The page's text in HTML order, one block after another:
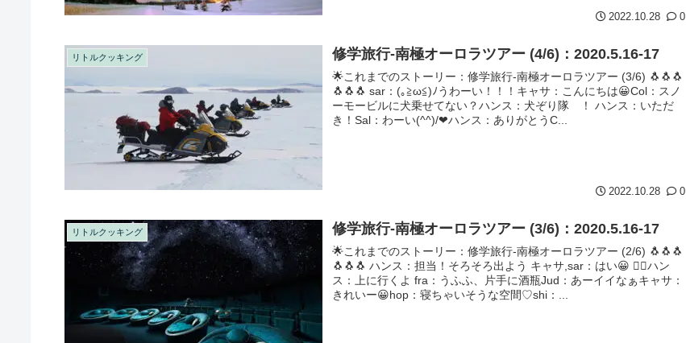
2022.10.28 0
リトルクッキング 修学旅行-南極オーロラツアー (4/6)：2020.5.16-17
🌟これまでのストーリー：修学旅行-南極オーロラツアー (3/6) 🐧🐧🐧
🐧🐧🐧 sar：(｡≧ω≦)ﾉうわーい！！！キャサ：こんにちは😀Col：スノ
ーモービルに犬乗せてない？ハンス：犬ぞり隊 ！ ハンス：いただ
き！Sal：わーい(^^)/❤ハンス：ありがとうC...
2022.10.28 0
リトルクッキング 修学旅行-南極オーロラツアー (3/6)：2020.5.16-17
🌟これまでのストーリー：修学旅行-南極オーロラツアー (2/6) 🐧🐧🐧
🐧🐧🐧 ハンス：担当！そろそろ出よう キャサ,sar：はい😀 🙋‍♀ハン
ス：上に行くよ fra：うふふ、片手に酒瓶Jud：あーイイなぁキャサ：
きれいー😀hop：寝ちゃいそうな空間♡shi：...